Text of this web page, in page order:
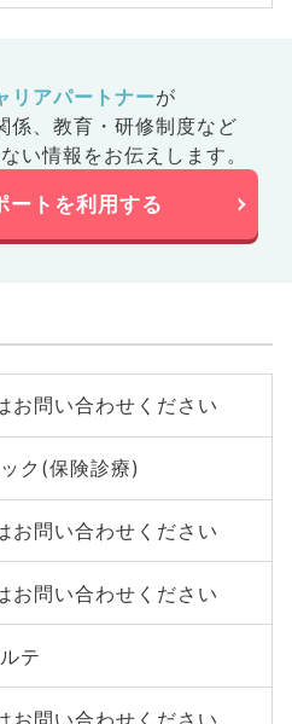
リアパートナーが
、 教育・研修制度など
い情報をお伝えします。
ートを利用する
お問い合わせください
ク(保険診療)
お問い合わせください
お問い合わせください
テ
お問い合わせください